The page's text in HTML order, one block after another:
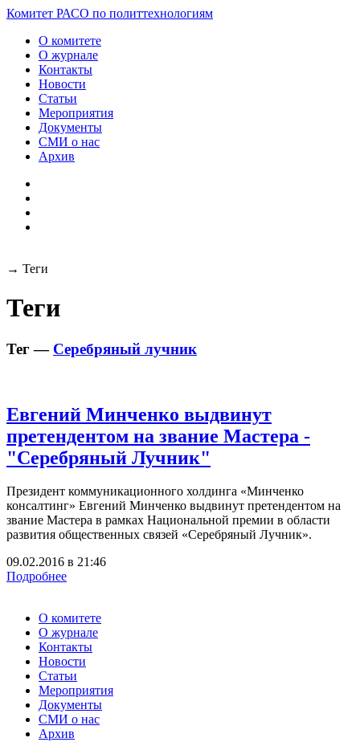
Комитет РАСО по политтехнологиям
О комитете
О журнале
Контакты
Новости
Статьи
Мероприятия
Документы
СМИ о нас
Архив
→ Теги
Теги
Тег — Серебряный лучник
Евгений Минченко выдвинут
претендентом на звание Мастера -
"Серебряный Лучник"
Президент коммуникационного холдинга «Минченко
консалтинг» Евгений Минченко выдвинут претендентом на
звание Мастера в рамках Национальной премии в области
развития общественных связей «Серебряный Лучник».
09.02.2016 в 21:46
Подробнее
О комитете
О журнале
Контакты
Новости
Статьи
Мероприятия
Документы
СМИ о нас
Архив